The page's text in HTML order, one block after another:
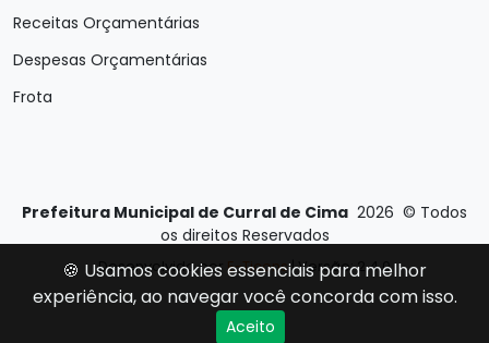
Receitas Orçamentárias
Despesas Orçamentárias
Frota
Prefeitura Municipal de Curral de Cima 2026 © Todos
os direitos Reservados
Desenvolvido por E-Ticons| Versão: 2.4.0
🍪 Usamos cookies essenciais para melhor
experiência, ao navegar você concorda com isso.
Aceito